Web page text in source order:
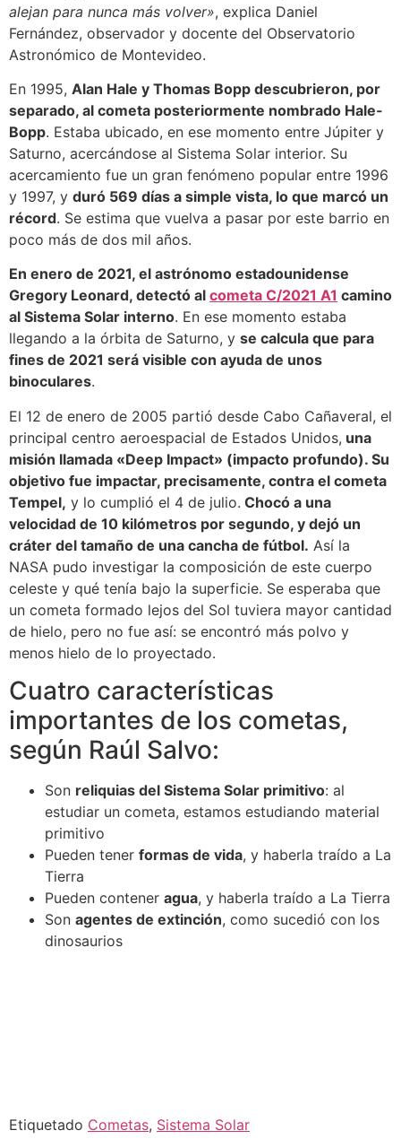
alejan para nunca más volver», explica Daniel
Fernández, observador y docente del Observatorio
Astronómico de Montevideo.
En 1995, Alan Hale y Thomas Bopp descubrieron, por
separado, al cometa posteriormente nombrado Hale-
Bopp. Estaba ubicado, en ese momento entre Júpiter y
Saturno, acercándose al Sistema Solar interior. Su
acercamiento fue un gran fenómeno popular entre 1996
y 1997, y duró 569 días a simple vista, lo que marcó un
récord. Se estima que vuelva a pasar por este barrio en
poco más de dos mil años.
En enero de 2021, el astrónomo estadounidense
Gregory Leonard, detectó al cometa C/2021 A1 camino
al Sistema Solar interno. En ese momento estaba
llegando a la órbita de Saturno, y se calcula que para
fines de 2021 será visible con ayuda de unos
binoculares.
El 12 de enero de 2005 partió desde Cabo Cañaveral, el
principal centro aeroespacial de Estados Unidos, una
misión llamada «Deep Impact» (impacto profundo). Su
objetivo fue impactar, precisamente, contra el cometa
Tempel, y lo cumplió el 4 de julio. Chocó a una
velocidad de 10 kilómetros por segundo, y dejó un
cráter del tamaño de una cancha de fútbol. Así la
NASA pudo investigar la composición de este cuerpo
celeste y qué tenía bajo la superficie. Se esperaba que
un cometa formado lejos del Sol tuviera mayor cantidad
de hielo, pero no fue así: se encontró más polvo y
menos hielo de lo proyectado.
Cuatro características
importantes de los cometas,
según Raúl Salvo:
Son reliquias del Sistema Solar primitivo: al
estudiar un cometa, estamos estudiando material
primitivo
Pueden tener formas de vida, y haberla traído a La
Tierra
Pueden contener agua, y haberla traído a La Tierra
Son agentes de extinción, como sucedió con los
dinosaurios
Etiquetado Cometas, Sistema Solar